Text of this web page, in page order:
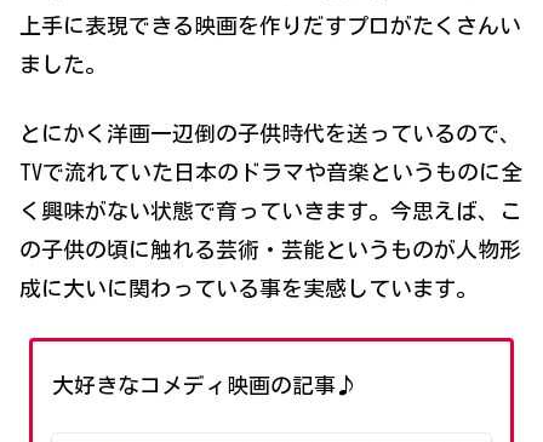
上手に表現できる映画を作りだすプロがたくさんい
ました。
とにかく洋画一辺倒の子供時代を送っているので、
TVで流れていた日本のドラマや音楽というものに全
く興味がない状態で育っていきます。今思えば、こ
の子供の頃に触れる芸術・芸能というものが人物形
成に大いに関わっている事を実感しています。
大好きなコメディ映画の記事♪